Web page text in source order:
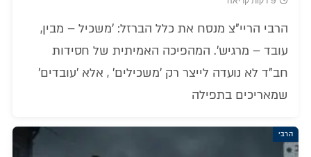
הרבי הריי"צ מנסח את כלל הברזל: 'משכיל – מבין,
עובד – מרגיש'. המהפיכה האמיתית של חסידות
חב"ד לא נועדה לייצר רק 'משכילים' , אלא 'עובדים'
שמאריכים בתפילה
הרבי